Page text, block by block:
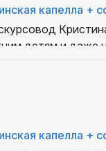
капелла +
детям и даже
мы не
мы слушали там, где было, что
там, где
капелла +